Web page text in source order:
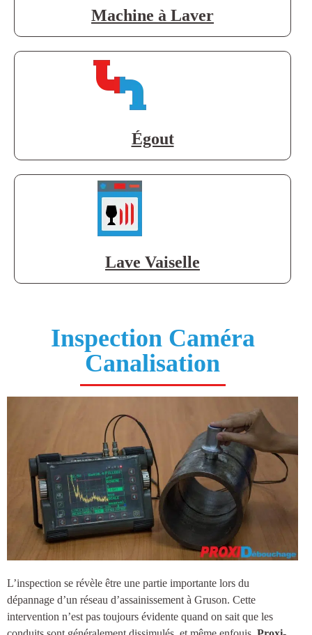
Machine à Laver
Égout
Lave Vaiselle
Inspection Caméra
Canalisation
L’inspection se révèle être une partie importante lors du
dépannage d’un réseau d’assainissement à Gruson. Cette
intervention n’est pas toujours évidente quand on sait que les